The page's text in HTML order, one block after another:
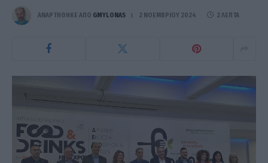
ΑΝΑΡΤΗΘΗΚΕ ΑΠΟ GMYLONAS 2 ΝΟΕΜΒΡΊΟΥ 2024 2 ΛΕΠΤΆ